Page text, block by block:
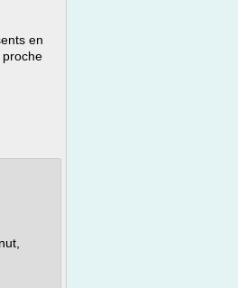
en
proche